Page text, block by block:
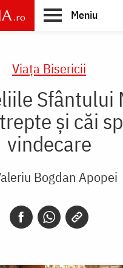
Meniu
Viaţa Bisericii
Sfântului
şi căi
vindecare
Bogdan Apopei